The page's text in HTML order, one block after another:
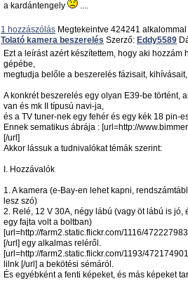
a kardántengely
....
1 hozzászólás Megtekeintve 424241 alkalommal
Tolató kamera beszerelés Szerző: Eddy5589
Ezt a leírást azért készítettem, hogy aki
gépébe,
megtudja belőle a beszerelés fázisait,
A konkrét beszerelés egy olyan E39-be történt,
van és mk II típusú navi-ja,
és a TV tuner-nek egy fehér és egy kék 18 pin-
Ennek sematikus ábrája : [url=http://
[/url]
Akkor lássuk a tudnivalókat témák szerint:
I. Hozzávalók
1. A kamera (e-Bay-en lehet kapni,
lesz szó)
2. Relé, 12 V 30A, négy lábú (vagy öt lábú is jó,
egy fajta volt a boltban)
[url=http://farm2.static.flickr.com/1116/
[/url] egy alkalmas reléről.
[url=http://farm2.static.flickr.com/1193/
lilnk [/url] a bekötési sémáról.
És egyébként a fenti képeket, és más képeket